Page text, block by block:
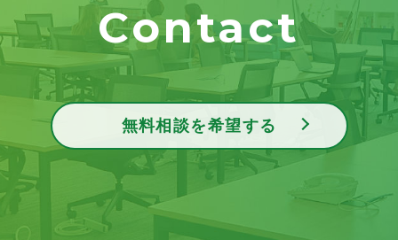
Contact
無料相談を希望する